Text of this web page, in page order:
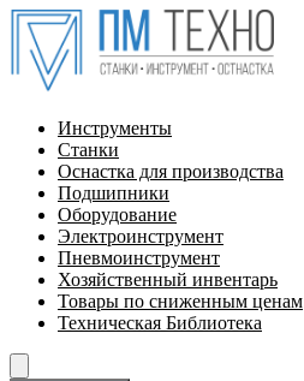
Инструменты
Станки
Оснастка для производства
Подшипники
Оборудование
Электроинструмент
Пневмоинструмент
Хозяйственный инвентарь
Товары по сниженным ценам
Техническая Библиотека